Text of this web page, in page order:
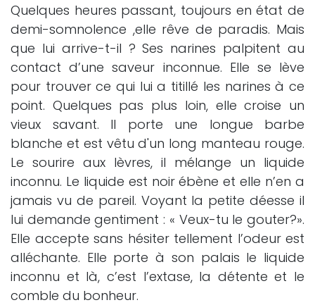
Quelques heures passant, toujours en état de
demi-somnolence ,elle rêve de paradis. Mais
que lui arrive-t-il ? Ses narines palpitent au
contact d’une saveur inconnue. Elle se lève
pour trouver ce qui lui a titillé les narines à ce
point. Quelques pas plus loin, elle croise un
vieux savant. Il porte une longue barbe
blanche et est vêtu d'un long manteau rouge.
Le sourire aux lèvres, il mélange un liquide
inconnu. Le liquide est noir ébène et elle n’en a
jamais vu de pareil. Voyant la petite déesse il
lui demande gentiment : « Veux-tu le gouter?».
Elle accepte sans hésiter tellement l’odeur est
alléchante. Elle porte à son palais le liquide
inconnu et là, c’est l’extase, la détente et le
comble du bonheur.